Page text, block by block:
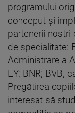
programului
conceput și
partenerii nostri
de specialitate:
Administrare a
EY; BNR; BVB,
Pregătirea
interesat să